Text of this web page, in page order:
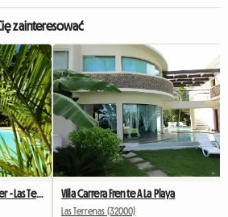
zainteresować
Appartement Condo À Louer - Las Terrenas Villa Carrera Frente A La Playa
Las Terrenas (32000)